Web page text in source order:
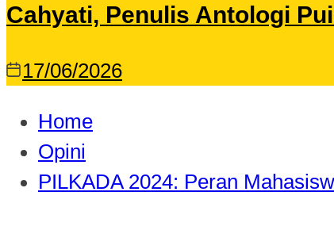
Cahyati, Penulis Antologi
17/06/2026
Home
Opini
PILKADA 2024: Peran